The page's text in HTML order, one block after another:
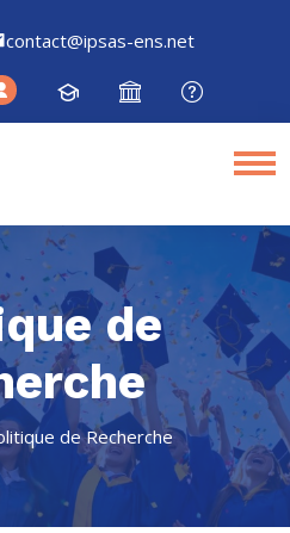
contact@ipsas-ens.net
de
de Recherche